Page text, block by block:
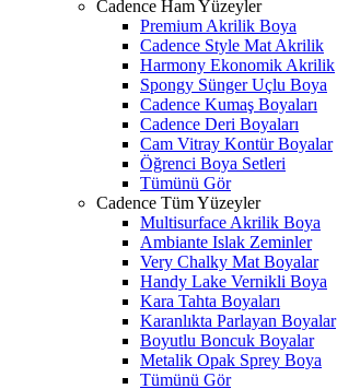
Cadence Ham Yüzeyler
Premium Akrilik Boya
Cadence Style Mat Akrilik
Harmony Ekonomik Akrilik
Spongy Sünger Uçlu Boya
Cadence Kumaş Boyaları
Cadence Deri Boyaları
Cam Vitray Kontür Boyalar
Öğrenci Boya Setleri
Tümünü Gör
Cadence Tüm Yüzeyler
Multisurface Akrilik Boya
Ambiante Islak Zeminler
Very Chalky Mat Boyalar
Handy Lake Vernikli Boya
Kara Tahta Boyaları
Karanlıkta Parlayan Boyalar
Boyutlu Boncuk Boyalar
Metalik Opak Sprey Boya
Tümünü Gör